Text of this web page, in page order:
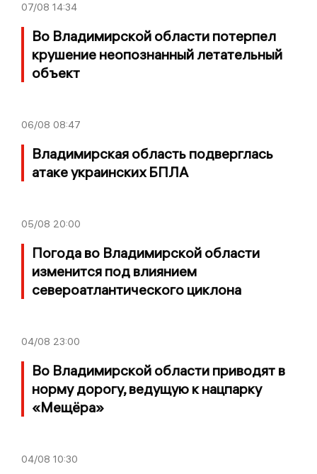
07/08 14:34
Во Владимирской области потерпел
крушение неопознанный летательный
объект
06/08 08:47
Владимирская область подверглась
атаке украинских БПЛА
05/08 20:00
Погода во Владимирской области
изменится под влиянием
североатлантического циклона
04/08 23:00
Во Владимирской области приводят в
норму дорогу, ведущую к нацпарку
«Мещёра»
04/08 10:30